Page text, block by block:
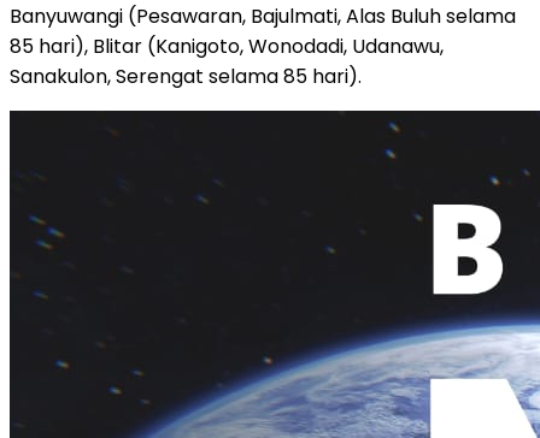
Banyuwangi (Pesawaran, Bajulmati, Alas Buluh selama
85 hari), Blitar (Kanigoto, Wonodadi, Udanawu,
Sanakulon, Serengat selama 85 hari).